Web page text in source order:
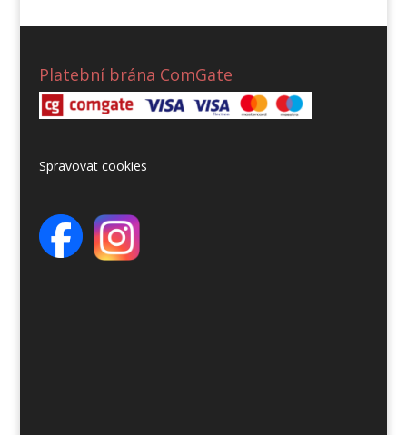
Platební brána ComGate
Spravovat cookies